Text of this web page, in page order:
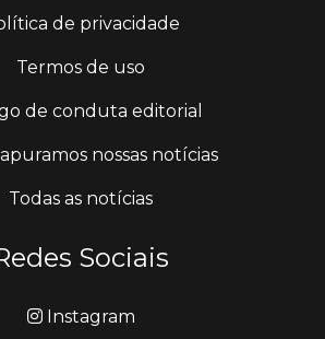
de privacidade
Termos de uso
de conduta editorial
nossas notícias
Todas as notícias
Sociais
Instagram